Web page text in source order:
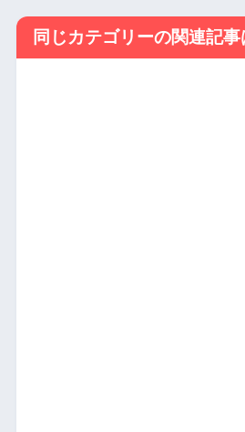
同じカテゴリーの関連記事